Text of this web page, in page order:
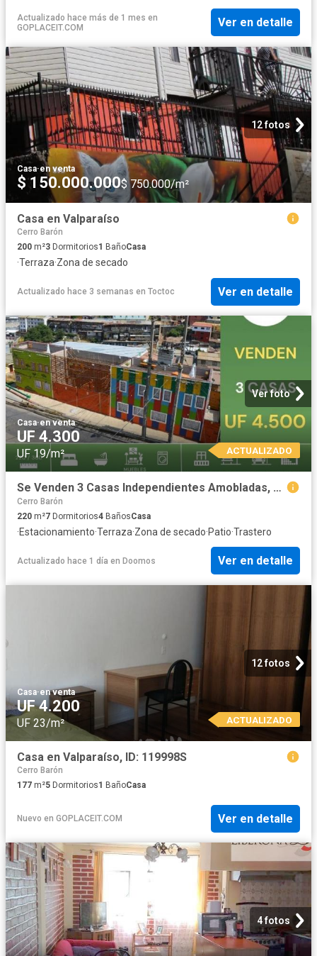
Actualizado hace más de 1 mes en
GOPLACEIT.COM
Ver en detalle
12 fotos
Casa·en venta
$ 150.000.000$ 750.000/m²
Casa en Valparaíso
Cerro Barón
200 m²3 Dormitorios1 BañoCasa
·Terraza·Zona de secado
Actualizado hace 3 semanas en Toctoc Ver en detalle
Ver foto
Casa·en venta
UF 4.300
UF 19/m² ACTUALIZADO
Se Venden 3 Casas Independientes Amobladas, C°larraín Valpo
Cerro Barón
220 m²7 Dormitorios4 BañosCasa
·Estacionamiento·Terraza·Zona de secado·Patio·Trastero
Actualizado hace 1 día en Doomos Ver en detalle
12 fotos
Casa·en venta
UF 4.200
UF 23/m² ACTUALIZADO
Casa en Valparaíso, ID: 119998S
Cerro Barón
177 m²5 Dormitorios1 BañoCasa
Nuevo en GOPLACEIT.COM Ver en detalle
4 fotos